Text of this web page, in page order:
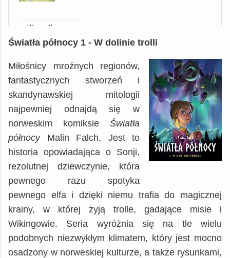
Wszystkie
TaniaKsiazka.pl
książka
Gandalf.com.pl
książka
16,46 zł
tantis.pl
książka
16,49 zł
Matras.pl
16,57 zł
inbook.pl
książka
17,34 zł
gildia.pl
książka
17,49 zł
Allegro
17,62 zł
matfel.pl
książka
17,81 zł
swiatksiazki.pl książka
chodnikliteracki.pl
książka
18,57 zł
booktime.pl
książka
18,89 zł
Empik
książka
Światła północy 1 - W dolinie trolli
Miłośnicy mroźnych regionów,
fantastycznych stworzeń i
skandynawskiej mitologii
najpewniej odnajdą się w
norweskim komiksie Światła
północyMalin Falch. Jest to
historia opowiadająca o Sonji,
rezolutnej dziewczynie, która
pewnego razu spotyka
pewnego elfa i dzięki niemu trafia do magicznej
krainy, w której żyją trolle, gadające misie i
Wikingowie. Seria wyróżnia się na tle wielu
podobnych niezwykłym klimatem, który jest mocno
osadzony w norweskiej kulturze, a także rysunkami,